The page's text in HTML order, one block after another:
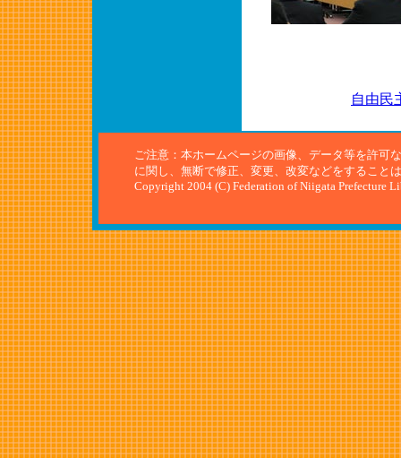
自由民
ご注意：本ホームページの画像、データ等を許可
に関し、無断で修正、変更、改変などをすること
Copyright 2004 (C) Federation of Niigata Prefecture